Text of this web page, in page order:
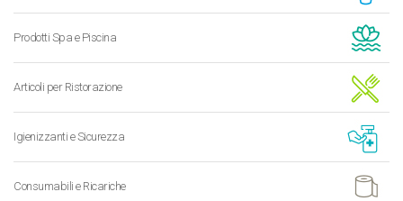
Prodotti Spa e Piscina
Articoli per Ristorazione
Igienizzanti e Sicurezza
Consumabili e Ricariche